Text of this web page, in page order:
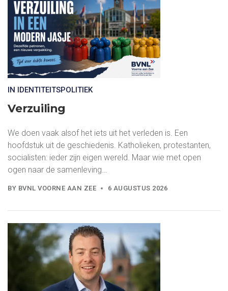
IN IDENTITEITSPOLITIEK
Verzuiling
We doen vaak alsof het iets uit het verleden is. Een
hoofdstuk uit de geschiedenis. Katholieken, protestanten,
socialisten: ieder zijn eigen wereld. Maar wie met open
ogen naar de samenleving…
BY BVNL VOORNE AAN ZEE 6 AUGUSTUS 2026